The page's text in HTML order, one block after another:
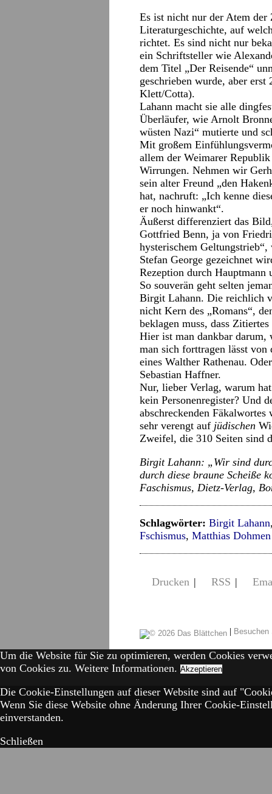
Es ist nicht nur der Atem der
Literaturgeschichte, auf
richtet. Es sind nicht nur
ein Schriftsteller wie
dem Titel „Der Reisende“
geschrieben wurde, aber
Klett/Cotta).
Lahann macht sie alle
Überläufer, wie Arnolt
wüsten Nazi“ mutierte und
Mit großem
allem der Weimarer
Wirrungen. Nehmen wir
sein alter Freund „den
hat, nachruft: „Ich kenne
er noch hinwankt“.
Äußerst differenziert das
Gottfried Benn, ja von
hysterischem
Stefan George gezeichnet
Rezeption durch Hauptmann
So souverän geht selten
Birgit Lahann. Die reichlich
nicht Kern des „Romans“,
beklagen muss, dass
Hier ist man dankbar darum,
man sich forttragen lässt
eines Walther Rathenau.
Sebastian Haffner.
Nur, lieber Verlag, warum
kein Personenregister? Und
abschreckenden
sehr verengt auf jüdischen
Zweifel, die 310 Seiten sind
Birgit Lahann: „Wir sind
durch diese braune Scheiße
Faschismus, Dietz-Verlag,
Schlagwörter: Birgit Lahann
Fschismus, Matthias Dohmen
Drucken | RSS |
|
Um die Website für Sie zu optimieren, werden Cookies
von Cookies zu. Weitere Informationen. Akzeptieren
Die Cookie-Einstellungen auf dieser Website sind auf
Wenn Sie diese Website ohne Änderung Ihrer Cookie-
einverstanden.
Schließen